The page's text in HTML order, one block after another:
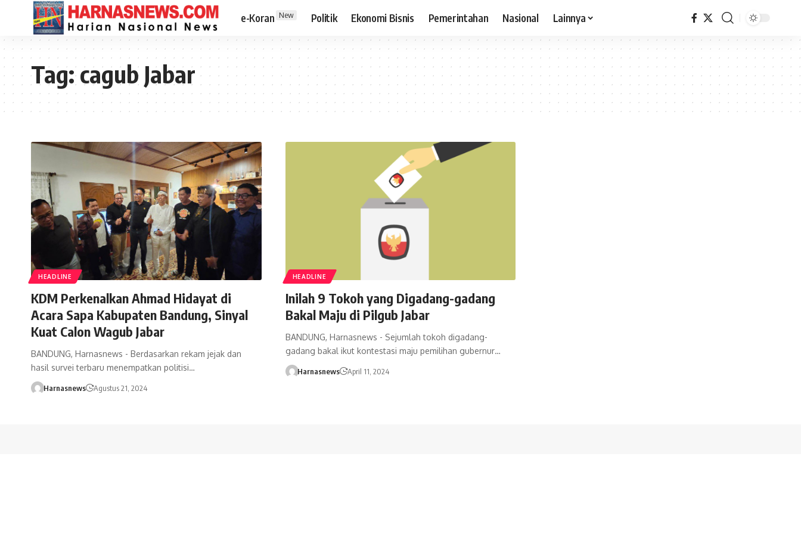
e-Koran New Politik Ekonomi Bisnis Pemerintahan Nasional Lainnya
Tag:cagub Jabar
HEADLINE
KDM Perkenalkan Ahmad Hidayat di
Acara Sapa Kabupaten Bandung, Sinyal
Kuat Calon Wagub Jabar
BANDUNG, Harnasnews - Berdasarkan rekam jejak dan
hasil survei terbaru menempatkan politisi…
Harnasnews Agustus 21, 2024
HEADLINE
Inilah 9 Tokoh yang Digadang-gadang
Bakal Maju di Pilgub Jabar
BANDUNG, Harnasnews - Sejumlah tokoh digadang-
gadang bakal ikut kontestasi maju pemilihan gubernur…
Harnasnews April 11, 2024